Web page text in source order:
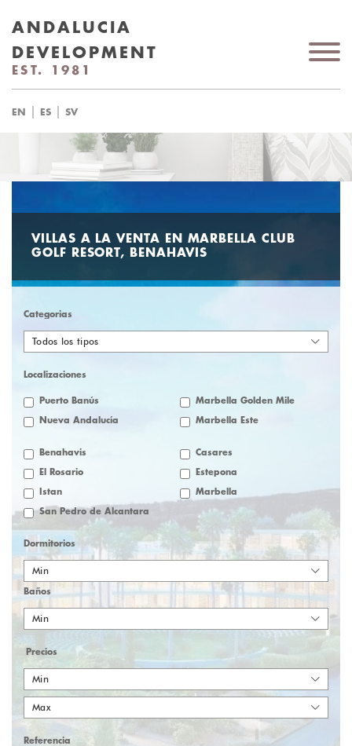
ANDALUCIA
DEVELOPMENT
EST. 1981
EN | ES | SV
VILLAS A LA VENTA EN MARBELLA CLUB
GOLF RESORT, BENAHAVIS
Categorias
Todos los tipos
Localizaciones
Puerto Banús Marbella Golden Mile
Nueva Andalucía Marbella Este
Benahavis Casares
El Rosario Estepona
Istan Marbella
San Pedro de Alcantara
Dormitorios
Min
Baños
Min
Precios
Min
Max
Referencia